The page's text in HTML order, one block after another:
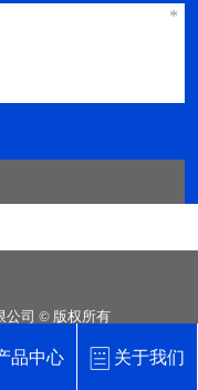
公司 © 版权所有
设】
品中心 关于我们